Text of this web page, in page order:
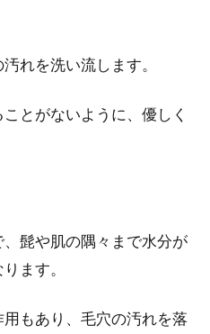
れを洗い流します。
とがないように、優しく
髭や肌の隅々まで水分が
ます。
もあり、毛穴の汚れを落